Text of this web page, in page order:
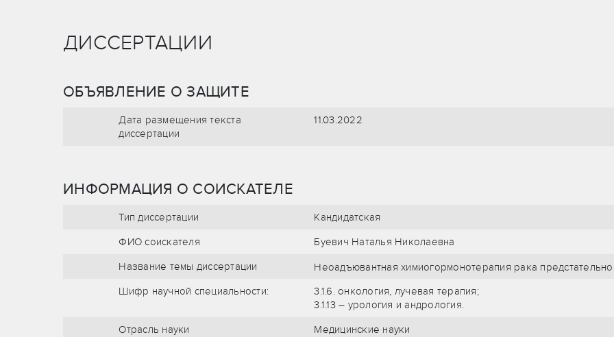
ДИССЕРТАЦИИ
ОБЪЯВЛЕНИЕ О ЗАЩИТЕ
Дата размещения текста
диссертации
11.03.2022
ИНФОРМАЦИЯ О СОИСКАТЕЛЕ
Тип диссертации
Кандидатская
ФИО соискателя
Буевич Наталья Николаевна
Название темы диссертации
Неоадъювантная химиогормонотерапия рака
Шифр научной специальности:
3.1.6. онкология, лучевая терапия;
3.1.13 – урология и андрология.
Отрасль науки
Медицинские науки